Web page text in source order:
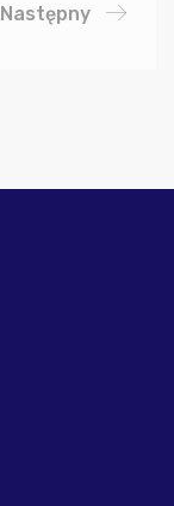
Następny